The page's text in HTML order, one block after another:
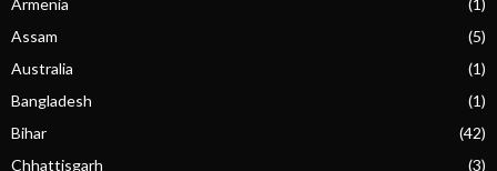
Armenia
(1)
Assam
(5)
Australia
(1)
Bangladesh
(1)
Bihar
(42)
Chhattisgarh
(3)